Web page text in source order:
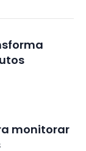
monitorar